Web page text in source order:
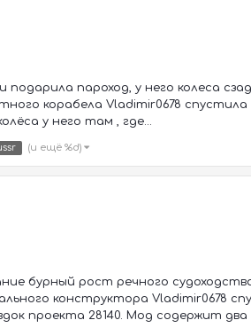
подарила пароход, у него колеса
корабела Vladimir0678
у него там , где...
(и ещё %d)
бурный рост речного
конструктора Vladimir0678
проекта 28140. Мод содержит два